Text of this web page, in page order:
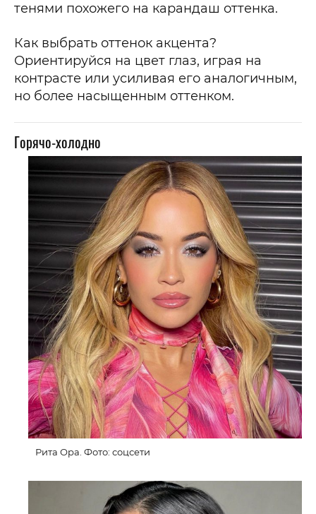
тенями похожего на карандаш оттенка.
Как выбрать оттенок акцента?
Ориентируйся на цвет глаз, играя на
контрасте или усиливая его аналогичным,
но более насыщенным оттенком.
Горячо-холодно
Рита Ора. Фото: соцсети